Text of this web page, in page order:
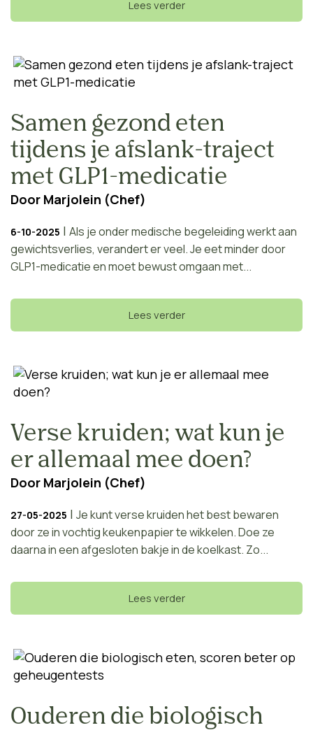
Lees verder
Samen gezond eten
tijdens je afslank-traject
met GLP1-medicatie
Door Marjolein (Chef)
6-10-2025 | Als je onder medische begeleiding werkt aan
gewichtsverlies, verandert er veel. Je eet minder door
GLP1-medicatie en moet bewust omgaan met...
Lees verder
Verse kruiden; wat kun je
er allemaal mee doen?
Door Marjolein (Chef)
27-05-2025 | Je kunt verse kruiden het best bewaren
door ze in vochtig keukenpapier te wikkelen. Doe ze
daarna in een afgesloten bakje in de koelkast. Zo...
Lees verder
Ouderen die biologisch